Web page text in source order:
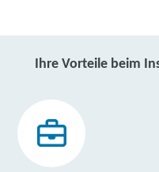
Ihre Vorteile beim